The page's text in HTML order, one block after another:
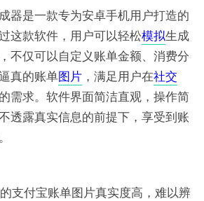
器是一款专为安卓手机用户打造的
这款软件，用户可以轻松模拟生成
不仅可以自定义账单金额、消费分
真的账单图片，满足用户在社交
需求。软件界面简洁直观，操作简
透露真实信息的前提下，享受到账
支付宝账单图片真实度高，难以辨